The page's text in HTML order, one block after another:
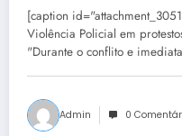
[caption
Violência Policial em
"Durante o conflito e
Admin 0